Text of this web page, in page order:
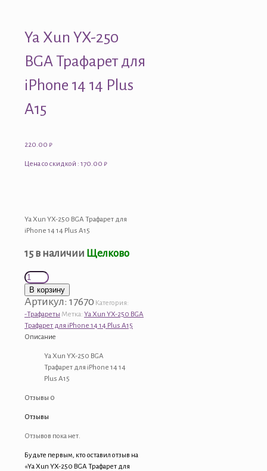
Ya Xun YX-250
BGA Трафарет для
iPhone 14 14 Plus
A15
220.00 ₽
Цена со скидкой : 170.00 ₽
Ya Xun YX-250 BGA Трафарет для
iPhone 14 14 Plus A15
15 в наличии Щелково
Количество
товара
Ya
Xun
YX-
250
Трафарет
iPhone
14
В корзину
Артикул: 17670 Категория:
-Трафареты Метка: Ya Xun YX-250 BGA
Трафарет для iPhone 14 14 Plus A15
Описание
Ya Xun YX-250 BGA
Трафарет для iPhone 14 14
Plus A15
Отзывы 0
Отзывы
Отзывов пока нет.
Будьте первым, кто оставил отзыв на
«Ya Xun YX-250 BGA Трафарет для